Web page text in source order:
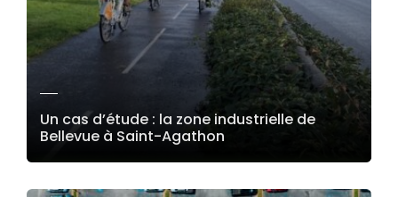
Un cas d’étude : la zone industrielle de
Bellevue à Saint-Agathon
LIRE LA SUITE